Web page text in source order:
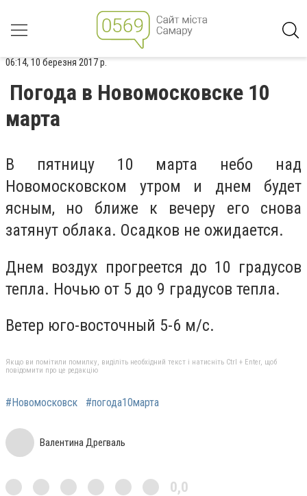
06:14, 10 березня 2017 р.
Погода в Новомосковске 10
марта
В пятницу 10 марта небо над
Новомосковском утром и днем будет
ясным, но ближе к вечеру его снова
затянут облака. Осадков не ожидается.
Днем воздух прогреется до 10 градусов
тепла. Ночью от 5 до 9 градусов тепла.
Ветер юго-восточный 5-6 м/с.
Якщо ви помітили помилку, виділіть необхідний текст і натисніть Ctrl + Enter, щоб
повідомити про це редакцію
#Новомосковск #погода10марта
Валентина Дрегваль
0,0